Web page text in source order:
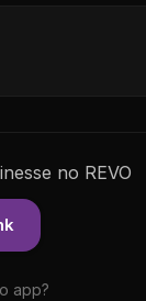
no REVO
app?